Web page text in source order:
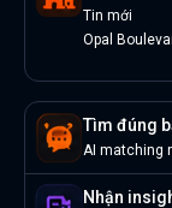
Tin mới
Opal
Tìm đúng
AI matching
Nhận